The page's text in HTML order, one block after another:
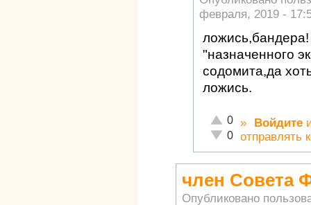
февраля, 2019 -
"назначенного
содомита,да
ложись.
Отлично!
0
Неадекватно!
0
» Войдите
отправлять
член Совета
Опубликовано